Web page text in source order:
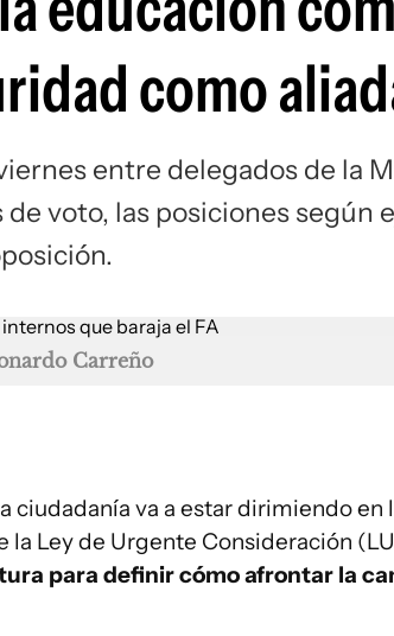
como
entre delegados de la
voto, las posiciones según
Carreño
ciudadanía va a estar dirimiendo en
la Ley de Urgente Consideración
para definir cómo afrontar la